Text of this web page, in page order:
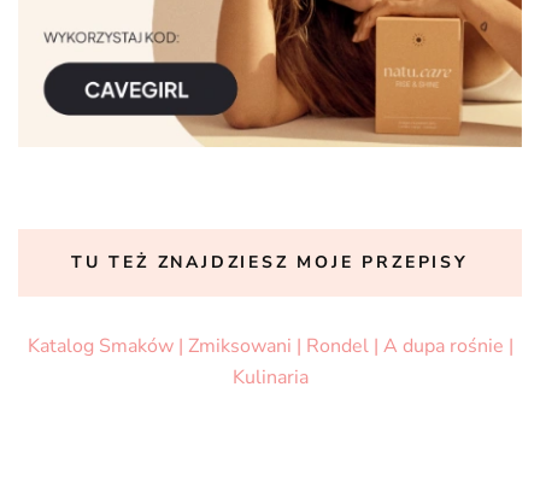
TU TEŻ ZNAJDZIESZ MOJE PRZEPISY
Katalog Smaków | Zmiksowani | Rondel | A dupa rośnie |
Kulinaria